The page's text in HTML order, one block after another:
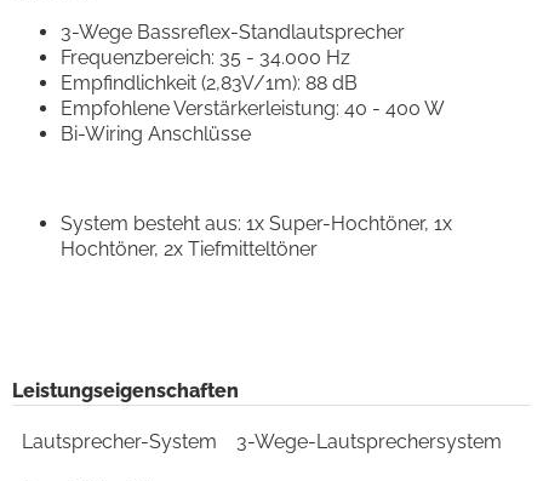
3-Wege Bassreflex-Standlautsprecher
Frequenzbereich: 35 - 34.000 Hz
Empfindlichkeit (2,83V/1m): 88 dB
Empfohlene Verstärkerleistung: 40 - 400 W
Bi-Wiring Anschlüsse
System besteht aus: 1x Super-Hochtöner, 1x
Hochtöner, 2x Tiefmitteltöner
Leistungseigenschaften
Lautsprecher-System 3-Wege-Lautsprechersystem